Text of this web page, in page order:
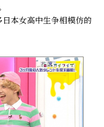
本女高中生争相模仿的